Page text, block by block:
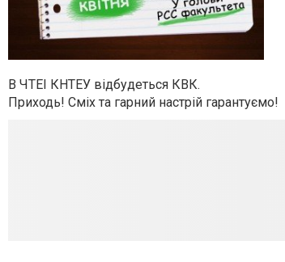
В ЧТЕІ КНТЕУ відбудеться КВК.
Приходь! Сміх та гарний настрій гарантуємо!